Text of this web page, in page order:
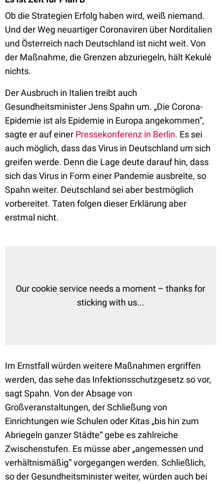
Ob die Strategien Erfolg haben wird, weiß niemand.
Und der Weg neuartiger Coronaviren über Norditalien
und Österreich nach Deutschland ist nicht weit. Von
der Maßnahme, die Grenzen abzuriegeln, hält Kekulé
nichts.
Der Ausbruch in Italien treibt auch
Gesundheitsminister Jens Spahn um. „Die Corona-
Epidemie ist als Epidemie in Europa angekommen“,
sagte er auf einer Pressekonferenz in Berlin. Es sei
auch möglich, dass das Virus in Deutschland um sich
greifen werde. Denn die Lage deute darauf hin, dass
sich das Virus in Form einer Pandemie ausbreite, so
Spahn weiter. Deutschland sei aber bestmöglich
vorbereitet. Taten folgen dieser Erklärung aber
erstmal nicht.
Our cookie service needs a moment – thanks for
sticking with us...
Im Ernstfall würden weitere Maßnahmen ergriffen
werden, das sehe das Infektionsschutzgesetz so vor,
sagt Spahn. Von der Absage von
Großveranstaltungen, der Schließung von
Einrichtungen wie Schulen oder Kitas „bis hin zum
Abriegeln ganzer Städte“ gebe es zahlreiche
Zwischenstufen. Es müsse aber „angemessen und
verhältnismäßig“ vorgegangen werden. Schließlich,
so der Gesundheitsminister weiter, würden auch bei